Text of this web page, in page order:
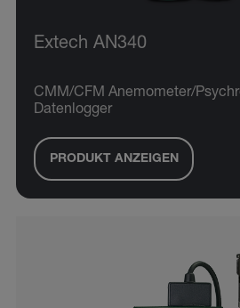
Extech AN340
CMM/CFM Anemometer/
Datenlogger
PRODUKT ANZEIGEN